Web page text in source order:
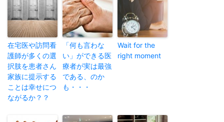
在宅医や訪問看
護師が多くの選
択肢を患者さん
家族に提示する
ことは幸せにつ
ながるか？？
「何も言わな
い」ができる医
療者が実は最強
である、のか
も・・・
Wait for the
right moment